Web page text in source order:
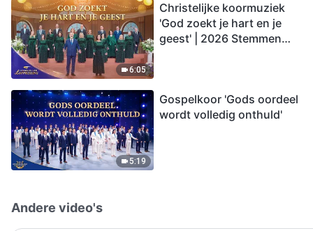
6:05
Christelijke koormuziek
'God zoekt je hart en je
geest' | 2026 Stemmen
5:19
Gospelkoor 'Gods oordeel
wordt volledig onthuld'
Andere video's